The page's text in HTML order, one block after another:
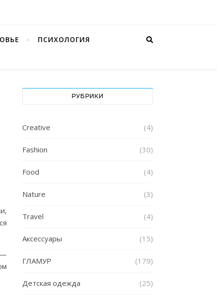
ПСИХОЛОГИЯ
РУБРИКИ
Creative (4)
Fashion (30)
Food (4)
Nature (3)
Travel (4)
Аксессуары (15)
ГЛАМУР (179)
Детская одежда (25)